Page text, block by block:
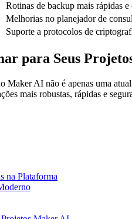
Rotinas de backup mais rápidas
Melhorias no planejador de
Suporte a protocolos de
para Seus
Maker AI não é apenas uma
mais robustas, rápidas e
na Plataforma